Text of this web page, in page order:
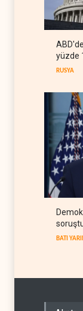
yüzde
RUSYA
BATI